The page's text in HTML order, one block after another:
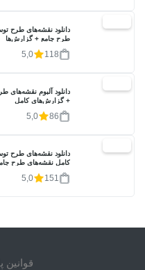
دانلود نقشه‌های طرح
طرح جامع + گزارش‌ها
118
5,0
+ گزارش‌های کامل
86
5,0
کامل نقشه‌های طرح
151
5,0
قوانین